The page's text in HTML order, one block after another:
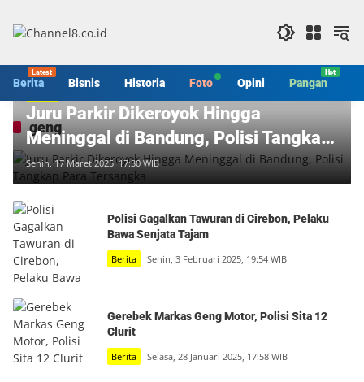
konten
Berita Bisnis Historia Foto Opini Pangan
geng
Juru Parkir Dikeroyok Hingga
Meninggal di Bandung, Polisi Tangkap
Para Tersangka
Senin, 17 Maret 2025, 17:30 WIB
Polisi Gagalkan Tawuran di Cirebon, Pelaku
Bawa Senjata Tajam
Berita Senin, 3 Februari 2025, 19:54 WIB
Gerebek Markas Geng Motor, Polisi Sita 12
Clurit
Berita Selasa, 28 Januari 2025, 17:58 WIB